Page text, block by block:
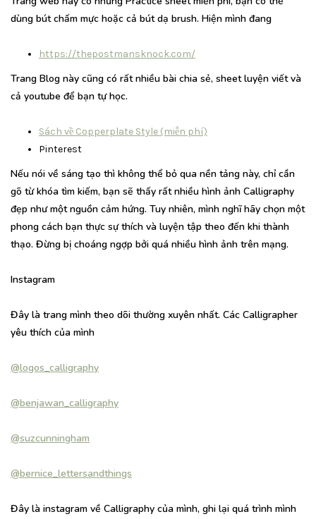
dùng bút chấm mực hoặc cả bút dạ brush. Hiện mình đang
https://thepostmansknock.com/
Trang Blog này cũng có rất nhiều bài chia sẻ, sheet luyện viết và
cả youtube để bạn tự học.
Sách về Copperplate Style (miễn phí)
Pinterest
Nếu nói về sáng tạo thì không thể bỏ qua nền tảng này, chỉ cần
gõ từ khóa tìm kiếm, bạn sẽ thấy rất nhiều hình ảnh Calligraphy
đẹp như một nguồn cảm hứng. Tuy nhiên, mình nghĩ hãy chọn một
phong cách bạn thực sự thích và luyện tập theo đến khi thành
thạo. Đừng bị choáng ngợp bởi quá nhiều hình ảnh trên mạng.
Instagram
Đây là trang mình theo dõi thường xuyên nhất. Các Calligrapher
yêu thích của mình
@logos_calligraphy
@benjawan_calligraphy
@suzcunningham
@bernice_lettersandthings
Đây là instagram về Calligraphy của mình, ghi lại quá trình mình